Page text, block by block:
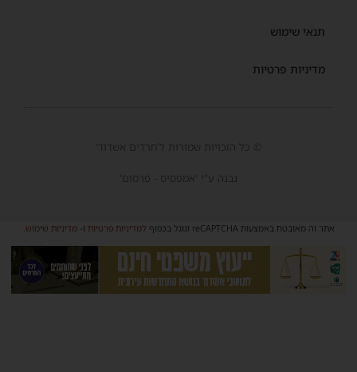
תנאי שימוש
מדיניות פרטיות
© כל הזכויות שמורות ל'חרדים אשדוד'
נבנה ע"י 'אמפסיס - פרסום'
אתר זה מאובטח באמצעות reCAPTCHA וגוגל בכפוף למדיניות פרטיותו-מדיניות שימוש.